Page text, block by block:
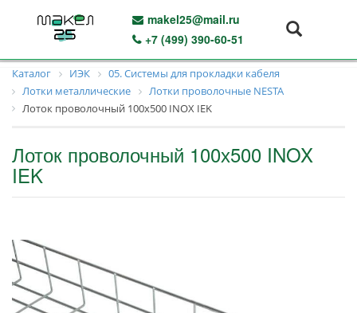
makel25@mail.ru
+7 (499) 390-60-51
Каталог ИЭК
05. Системы для прокладки кабеля
Лотки металлические
Лотки проволочные NESTA
Лоток проволочный 100х500 INOX IEK
Лоток проволочный 100х500 INOX
IEK